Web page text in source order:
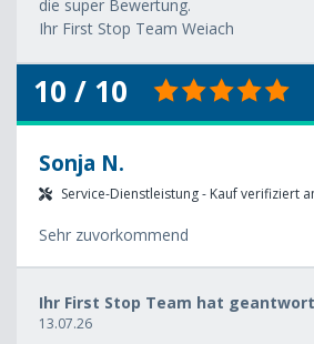
die super Bewertung.
Ihr First Stop Team Weiach
10 / 10
Sonja N.
Service-Dienstleistung - Kauf verifiziert
Sehr zuvorkommend
Ihr First Stop Team hat
13.07.26